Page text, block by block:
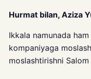
Hurmat bilan, Aziza
Ikkala namunada
kompaniyaga
moslashtirishni